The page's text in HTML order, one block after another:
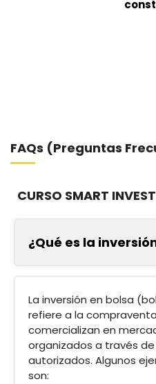
FAQs (Preguntas
CURSO SMART
¿Qué es la
La inversión en bolsa
refiere a la
comercializan en
organizados a través
autorizados. Algunos
son: